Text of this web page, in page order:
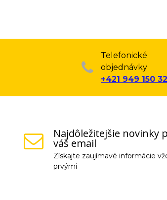
Telefonické
objednávky
+421 949 150
Najdôležitejšie novinky
váš email
Získajte zaujímavé informácie
prvými